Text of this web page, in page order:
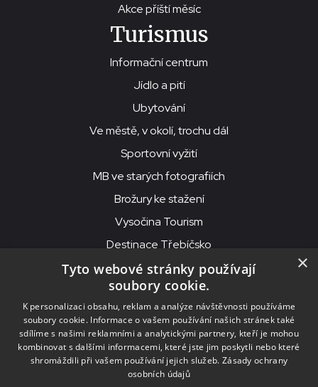
Akce příští měsíc
Turismus
Informační centrum
Jídlo a pití
Ubytování
Ve městě, v okolí, trochu dál
Sportovní vyžití
MB ve starých fotografiích
Brožury ke stažení
Vysočina Tourism
Destinace Třebíčsko
© 2026MKS Beseda Mor. Budějovice
MKS Beseda, příspěvková organizace, Purcnerova 62, 676 02
Moravské Budějovice
IČO: 00091758, DIČ: CZ00091758, ID datové schránky: chjn2kd
×
Tyto webové stránky používají
soubory cookie.
K personalizaci obsahu, reklam a analýze návštěvnosti používáme
soubory cookie. Informace o vašem používání našich stránek také
sdílíme s našimi reklamními a analytickými partnery, kteří je mohou
kombinovat s dalšími informacemi, které jste jim poskytli nebo které
shromáždili při vašem používání jejich služeb. Zásady ochrany
osobních údajů